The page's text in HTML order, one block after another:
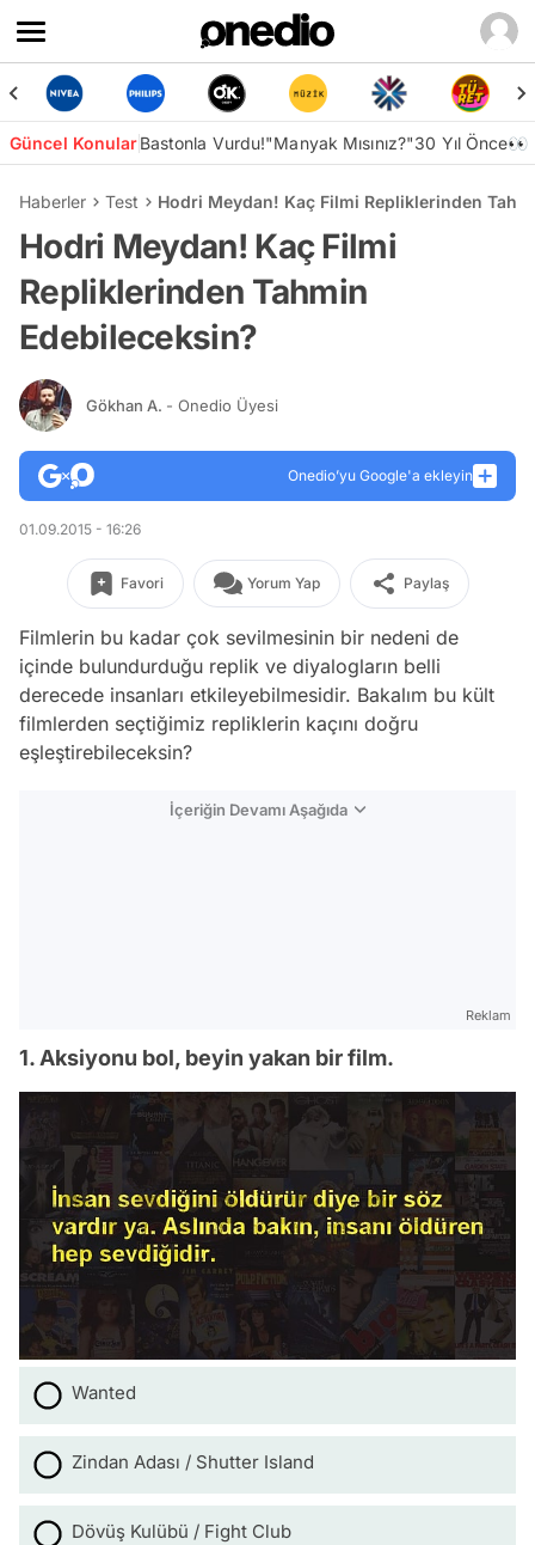
Güncel KonularBastonla Vurdu!"Manyak Mısınız?"30 Yıl Önce👀
Haberler Test Hodri Meydan! Kaç Filmi Repliklerinden
Hodri Meydan! Kaç Filmi
Repliklerinden Tahmin
Edebileceksin?
Gökhan A. - Onedio Üyesi
Onedio’yu Google'a ekleyin
01.09.2015 - 16:26
Favori Yorum Yap Paylaş
Filmlerin bu kadar çok sevilmesinin bir nedeni de
içinde bulundurduğu replik ve diyalogların belli
derecede insanları etkileyebilmesidir. Bakalım bu kült
filmlerden seçtiğimiz repliklerin kaçını doğru
eşleştirebileceksin?
İçeriğin Devamı Aşağıda
Reklam
1. Aksiyonu bol, beyin yakan bir film.
Wanted
Zindan Adası / Shutter Island
Dövüş Kulübü / Fight Club